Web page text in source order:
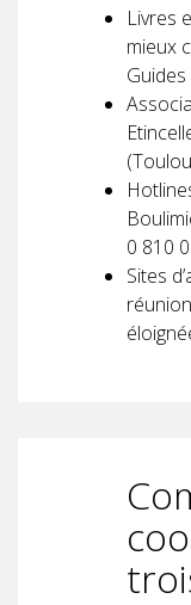
Livres
mieux
Guides
0 810
Sites